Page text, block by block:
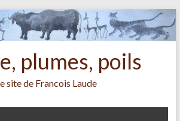
plumes, poils
site de Francois Laude